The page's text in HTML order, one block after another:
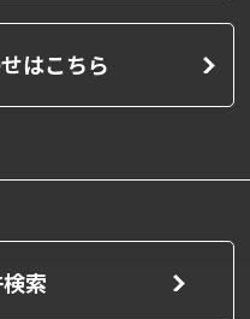
はこちら
索